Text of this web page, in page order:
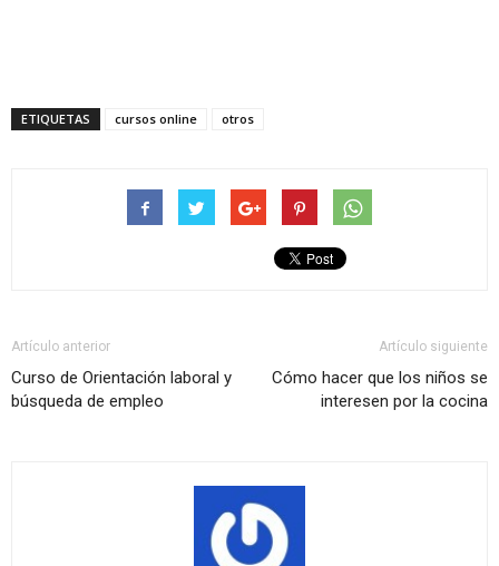
ETIQUETAS cursos online otros
Artículo anterior
Curso de Orientación laboral y
búsqueda de empleo
Artículo siguiente
Cómo hacer que los niños se
interesen por la cocina